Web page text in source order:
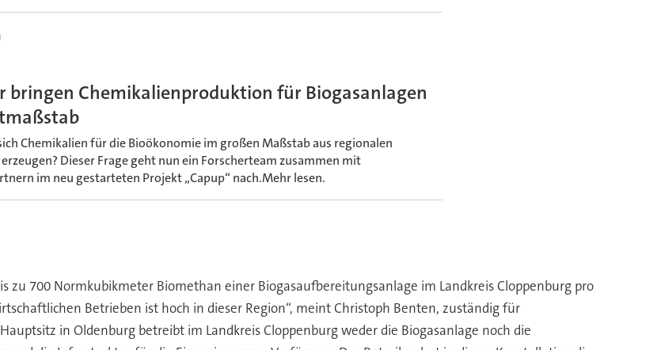
bringen Chemikalienproduktion für Biogasanlagen
Chemikalien für die Bioökonomie im großen Maßstab aus regionalen
Dieser Frage geht nun ein Forscherteam zusammen mit
im neu gestarteten Projekt „Capup“ nach.Mehr lesen.
zu 700 Normkubikmeter Biomethan einer Biogasaufbereitungsanlage im Landkreis Cloppenburg pro
Betrieben ist hoch in dieser Region“, meint Christoph Benten, zuständig für
in Oldenburg betreibt im Landkreis Cloppenburg weder die Biogasanlage noch die